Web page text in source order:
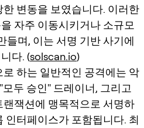
한 변동을 보였습니다. 이러한
자주 이동시키거나 소규모
들며, 이는 서명 기반 사기에
다. (solscan.io)
하는 일반적인 공격에는 악
두 승인" 드레이너, 그리고
잭션에 맹목적으로 서명하
인터페이스가 포함됩니다. 최